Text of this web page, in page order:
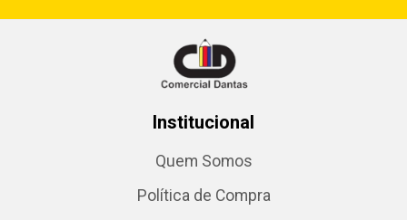
Institucional
Quem Somos
Política de Compra